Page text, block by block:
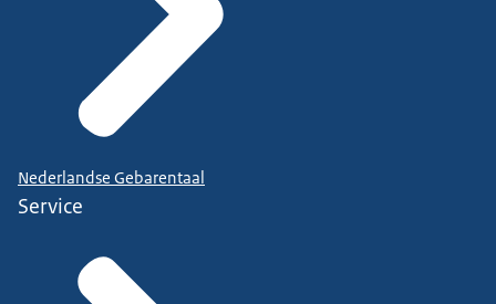
Nederlandse Gebarentaal
Service